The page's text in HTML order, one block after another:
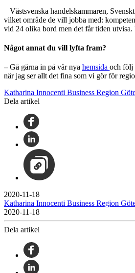
– Västsvenska handelskammaren,
vilket område de vill jobba med:
vid 24 olika bord men det får tiden
Något annat du vill lyfta fram?
–Gå gärna in på vår nya hemsida och följ
när jag ser allt det fina som vi gör för
Katharina Innocenti Business Region
Dela artikel
2020-11-18
Katharina Innocenti Business Region
2020-11-18
Dela artikel